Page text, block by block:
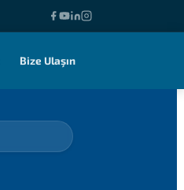
Bize Ulaşın